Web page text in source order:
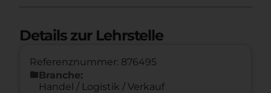
Details zur Lehrstelle
Referenznummer: 876495
folderBranche:
Handel / Logistik / Verkauf